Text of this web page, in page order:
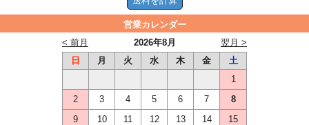
営業カレンダー
2026年8月
< 前月
翌月 >
日
月 火 水 木 金
土
1
2
3 4 5 6 7
8
9
10 11 12 13 14
15